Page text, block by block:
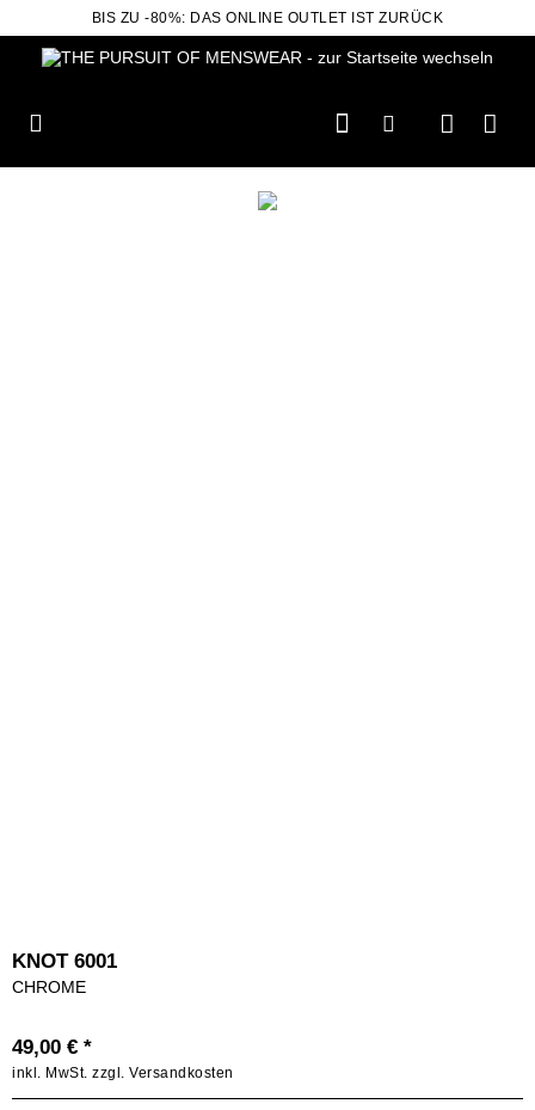
BIS ZU -80%: DAS ONLINE OUTLET IST ZURÜCK
KNOT 6001
CHROME
49,00 € *
inkl. MwSt. zzgl. Versandkosten